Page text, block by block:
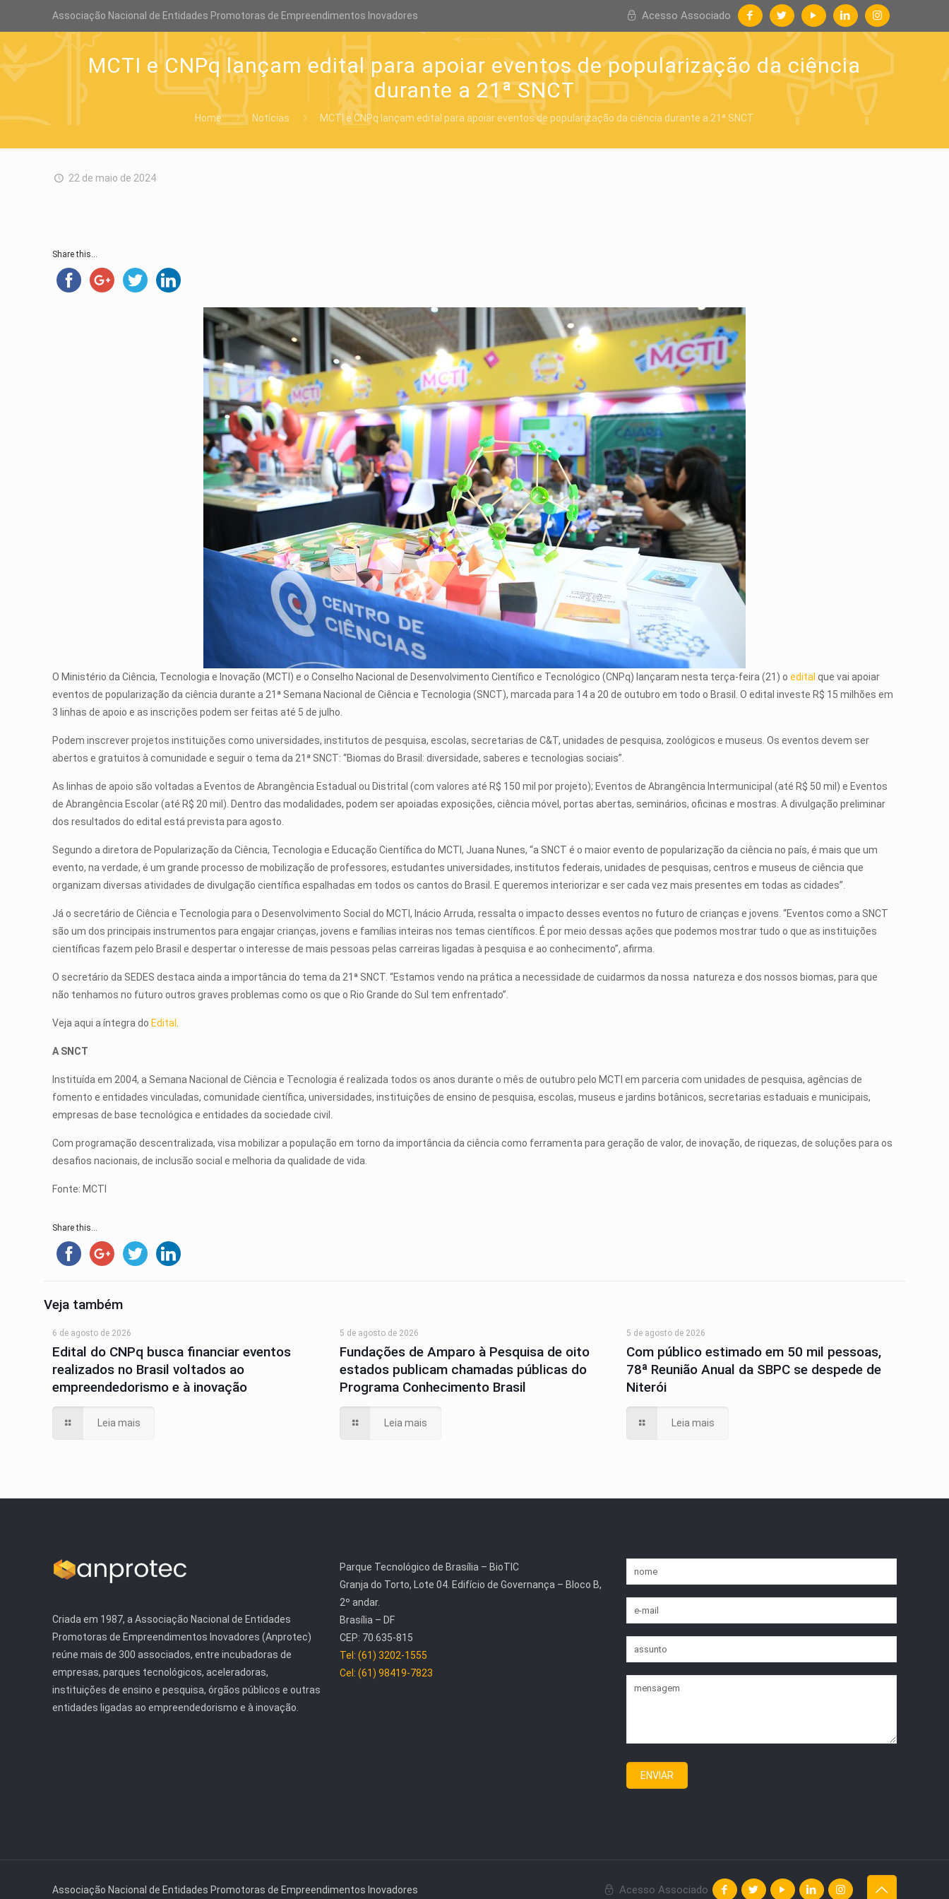
Associação Nacional de Entidades Promotoras de Empreendimentos Inovadores Acesso Associado
MCTI e CNPq lançam edital para apoiar eventos de popularização da ciência
durante a 21ª SNCT
Home Notícias MCTI e CNPq lançam edital para apoiar eventos de popularização da ciência durante a 21ª SNCT
22 de maio de 2024
Share this...
O Ministério da Ciência, Tecnologia e Inovação (MCTI) e o Conselho Nacional de Desenvolvimento Científico e Tecnológico (CNPq) lançaram nesta terça-feira (21) oedital que vai apoiar
eventos de popularização da ciência durante a 21ª Semana Nacional de Ciência e Tecnologia (SNCT), marcada para 14 a 20 de outubro em todo o Brasil. O edital investe R$ 15 milhões em
3 linhas de apoio e as inscrições podem ser feitas até 5 de julho.
Podem inscrever projetos instituições como universidades, institutos de pesquisa, escolas, secretarias de C&T, unidades de pesquisa, zoológicos e museus. Os eventos devem ser
abertos e gratuitos à comunidade e seguir o tema da 21ª SNCT: “Biomas do Brasil: diversidade, saberes e tecnologias sociais”.
As linhas de apoio são voltadas a Eventos de Abrangência Estadual ou Distrital (com valores até R$ 150 mil por projeto); Eventos de Abrangência Intermunicipal (até R$ 50 mil) e Eventos
de Abrangência Escolar (até R$ 20 mil). Dentro das modalidades, podem ser apoiadas exposições, ciência móvel, portas abertas, seminários, oficinas e mostras. A divulgação preliminar
dos resultados do edital está prevista para agosto.
Segundo a diretora de Popularização da Ciência, Tecnologia e Educação Científica do MCTI, Juana Nunes, “a SNCT é o maior evento de popularização da ciência no país, é mais que um
evento, na verdade, é um grande processo de mobilização de professores, estudantes universidades, institutos federais, unidades de pesquisas, centros e museus de ciência que
organizam diversas atividades de divulgação científica espalhadas em todos os cantos do Brasil. E queremos interiorizar e ser cada vez mais presentes em todas as cidades”.
Já o secretário de Ciência e Tecnologia para o Desenvolvimento Social do MCTI, Inácio Arruda, ressalta o impacto desses eventos no futuro de crianças e jovens. “Eventos como a SNCT
são um dos principais instrumentos para engajar crianças, jovens e famílias inteiras nos temas científicos. É por meio dessas ações que podemos mostrar tudo o que as instituições
científicas fazem pelo Brasil e despertar o interesse de mais pessoas pelas carreiras ligadas à pesquisa e ao conhecimento”, afirma.
O secretário da SEDES destaca ainda a importância do tema da 21ª SNCT. “Estamos vendo na prática a necessidade de cuidarmos da nossa natureza e dos nossos biomas, para que
não tenhamos no futuro outros graves problemas como os que o Rio Grande do Sul tem enfrentado”.
Veja aqui a íntegra do Edital
A SNCT
Instituída em 2004, a Semana Nacional de Ciência e Tecnologia é realizada todos os anos durante o mês de outubro pelo MCTI em parceria com unidades de pesquisa, agências de
fomento e entidades vinculadas, comunidade científica, universidades, instituições de ensino de pesquisa, escolas, museus e jardins botânicos, secretarias estaduais e municipais,
empresas de base tecnológica e entidades da sociedade civil.
Com programação descentralizada, visa mobilizar a população em torno da importância da ciência como ferramenta para geração de valor, de inovação, de riquezas, de soluções para os
desafios nacionais, de inclusão social e melhoria da qualidade de vida.
Fonte: MCTI
Share this...
Veja também
6 de agosto de 2026
Edital do CNPq busca financiar eventos
realizados no Brasil voltados ao
empreendedorismo e à inovação
Leia mais
5 de agosto de 2026
Fundações de Amparo à Pesquisa de oito
estados publicam chamadas públicas do
Programa Conhecimento Brasil
Leia mais
5 de agosto de 2026
Com público estimado em 50 mil pessoas,
78ª Reunião Anual da SBPC se despede de
Niterói
Leia mais
Criada em 1987, a Associação Nacional de Entidades
Promotoras de Empreendimentos Inovadores (Anprotec)
reúne mais de 300 associados, entre incubadoras de
empresas, parques tecnológicos, aceleradoras,
instituições de ensino e pesquisa, órgãos públicos e outras
entidades ligadas ao empreendedorismo e à inovação.
Parque Tecnológico de Brasília – BioTIC
Granja do Torto, Lote 04. Edifício de Governança – Bloco B,
2º andar.
Brasília – DF
CEP: 70.635-815
Tel: (61) 3202-1555
Cel: (61) 98419-7823
Associação Nacional de Entidades Promotoras de Empreendimentos Inovadores Acesso Associado